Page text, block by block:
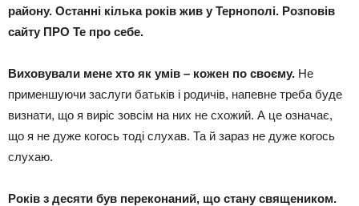
району. Останні кілька років жив у Тернополі. Розповів
сайту ПРО Те про себе.
Виховували мене хто як умів – кожен по своєму. Не
применшуючи заслуги батьків і родичів, напевне треба буде
визнати, що я виріс зовсім на них не схожий. А це означає,
що я не дуже когось тоді слухав. Та й зараз не дуже когось
слухаю.
Років з десяти був переконаний, що стану священиком.